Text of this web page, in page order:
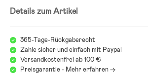
Details zum Artikel
365-Tage-Rückgaberecht
Zahle sicher und einfach mit Paypal
Versandkostenfrei ab 100 €
Preisgarantie - Mehr erfahren ->